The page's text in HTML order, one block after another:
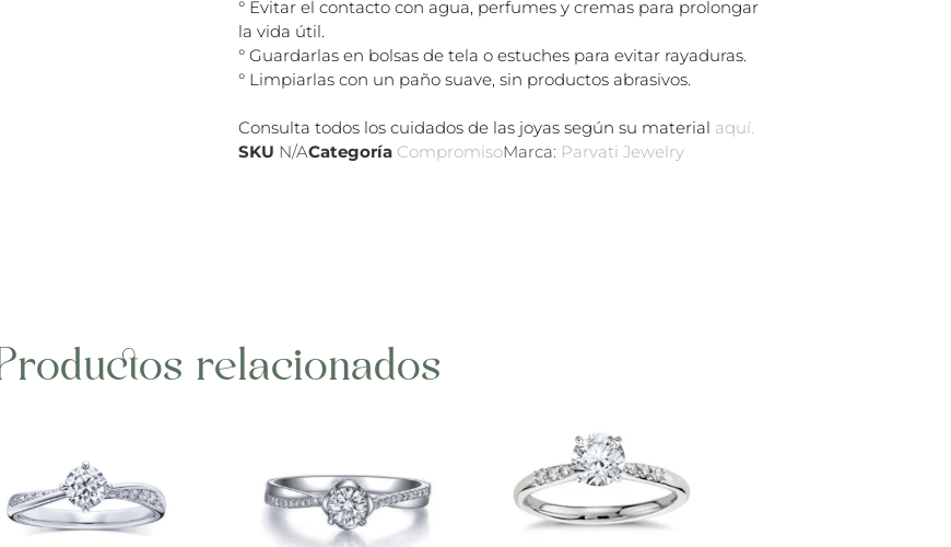
° Evitar el contacto con agua, perfumes y cremas para prolongar
la vida útil.
° Guardarlas en bolsas de tela o estuches para evitar rayaduras.
° Limpiarlas con un paño suave, sin productos abrasivos.
Consulta todos los cuidados de las joyas según su material aquí.
SKU N/ACategoría CompromisoMarca: Parvati Jewelry
relacionados